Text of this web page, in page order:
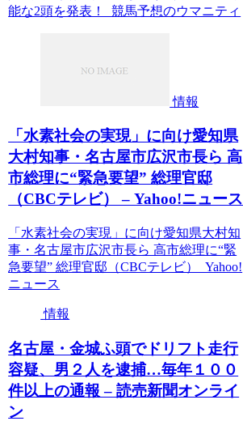
能な2頭を発表！ 競馬予想のウマニティ
情報
「水素社会の実現」に向け愛知県
大村知事・名古屋市広沢市長ら 高
市総理に“緊急要望” 総理官邸
（CBCテレビ） – Yahoo!ニュース
「水素社会の実現」に向け愛知県大村知
事・名古屋市広沢市長ら 高市総理に“緊
急要望” 総理官邸（CBCテレビ） Yahoo!
ニュース
情報
名古屋・金城ふ頭でドリフト走行
容疑、男２人を逮捕…毎年１００
件以上の通報 – 読売新聞オンライ
ン